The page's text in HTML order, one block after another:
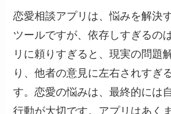
恋愛相談アプリは、悩みを解決
ツールですが、依存しすぎるの
リに頼りすぎると、現実の問題
り、他者の意見に左右されすぎ
す。恋愛の悩みは、最終的には
行動が大切です。アプリはあく